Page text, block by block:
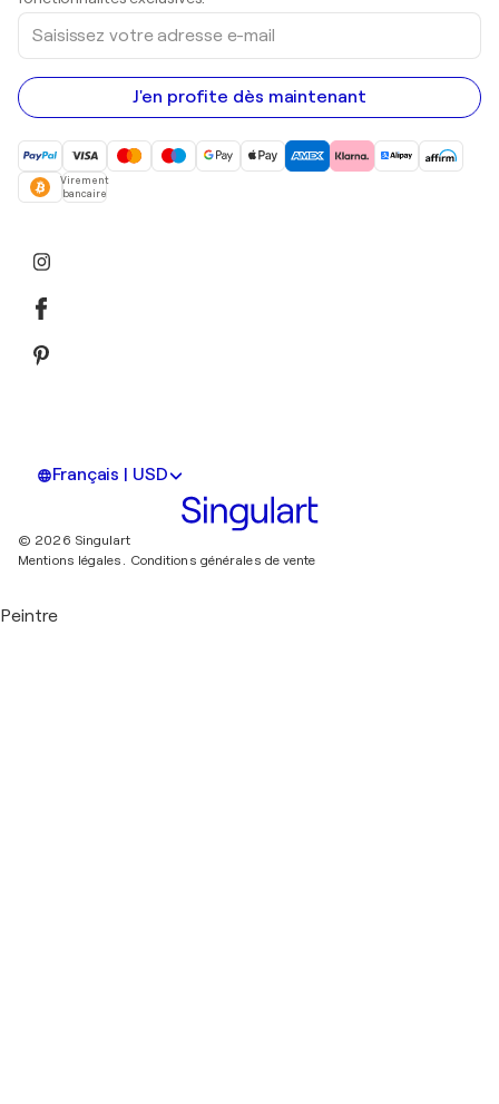
Saisissez
votre
adresse
e-
mail
J'en profite dès maintenant
Virement
bancaire
Français | USD
© 2026 Singulart
Mentions légales. Conditions générales de vente
Peintre